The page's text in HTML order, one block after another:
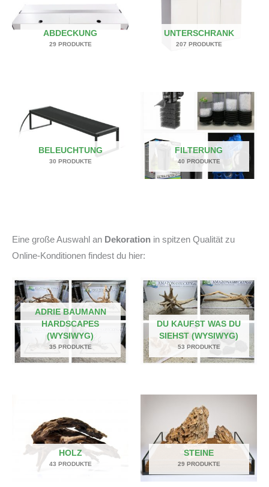
ABDECKUNG
29 PRODUKTE
UNTERSCHRANK
207 PRODUKTE
BELEUCHTUNG
30 PRODUKTE
FILTERUNG
40 PRODUKTE
Eine große Auswahl an Dekoration in spitzen Qualität zu
Online-Konditionen findest du hier:
ADRIE BAUMANN
HARDSCAPES
(WYSIWYG)
35 PRODUKTE
DU KAUFST WAS DU
SIEHST (WYSIWYG)
53 PRODUKTE
HOLZ
43 PRODUKTE
STEINE
29 PRODUKTE